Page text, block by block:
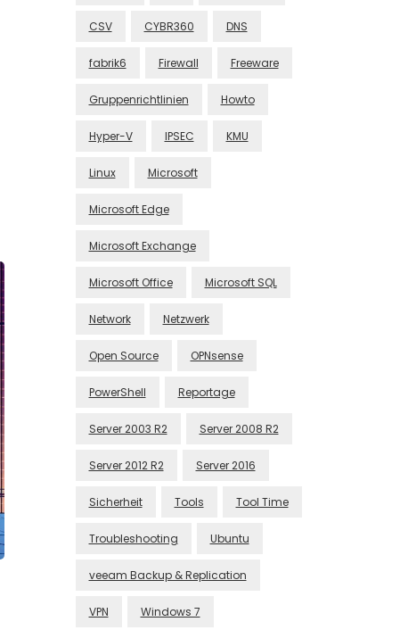
CSV CYBR360 DNS
fabrik6 Firewall Freeware
Gruppenrichtlinien Howto
Hyper-V IPSEC KMU
Linux Microsoft
Microsoft Edge
Microsoft Exchange
Microsoft Office Microsoft SQL
Network Netzwerk
Open Source OPNsense
PowerShell Reportage
Server 2003 R2 Server 2008 R2
Server 2012 R2 Server 2016
Sicherheit Tools Tool Time
Troubleshooting Ubuntu
veeam Backup & Replication
VPN Windows 7